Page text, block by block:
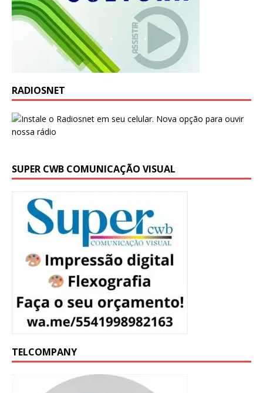
RADIOSNET
SUPER CWB COMUNICAÇÃO VISUAL
TELCOMPANY